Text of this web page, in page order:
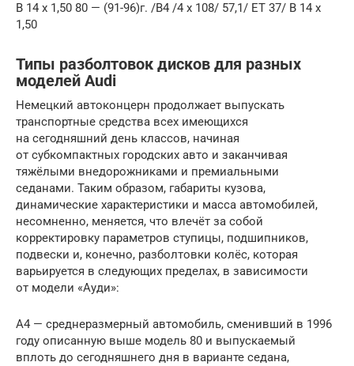
B 14 х 1,50 80 — (91-96)г. /B4 /4 х 108/ 57,1/ ET 37/ B 14 х
1,50
Типы разболтовок дисков для разных
моделей Audi
Немецкий автоконцерн продолжает выпускать
транспортные средства всех имеющихся
на сегодняшний день классов, начиная
от субкомпактных городских авто и заканчивая
тяжёлыми внедорожниками и премиальными
седанами. Таким образом, габариты кузова,
динамические характеристики и масса автомобилей,
несомненно, меняется, что влечёт за собой
корректировку параметров ступицы, подшипников,
подвески и, конечно, разболтовки колёс, которая
варьируется в следующих пределах, в зависимости
от модели «Ауди»:
A4 — среднеразмерный автомобиль, сменивший в 1996
году описанную выше модель 80 и выпускаемый
вплоть до сегодняшнего дня в варианте седана,